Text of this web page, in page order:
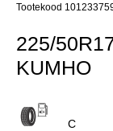
Tootekood
225/
KUMHO
C